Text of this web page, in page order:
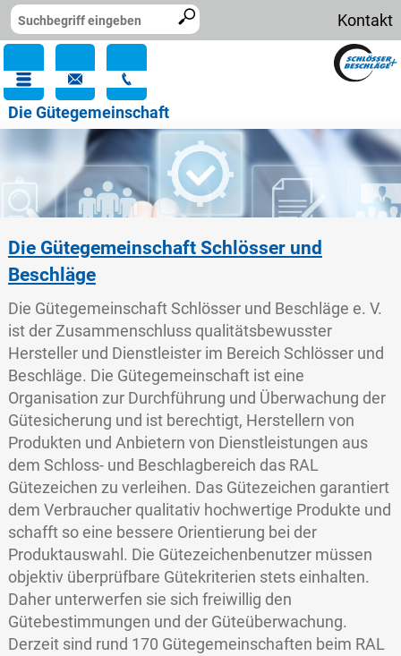
Kontakt
Die Gütegemeinschaft
Die Gütegemeinschaft Schlösser und
Beschläge
Die Gütegemeinschaft Schlösser und Beschläge e. V.
ist der Zusammenschluss qualitätsbewusster
Hersteller und Dienstleister im Bereich Schlösser und
Beschläge. Die Gütegemeinschaft ist eine
Organisation zur Durchführung und Überwachung der
Gütesicherung und ist berechtigt, Herstellern von
Produkten und Anbietern von Dienstleistungen aus
dem Schloss- und Beschlagbereich das RAL
Gütezeichen zu verleihen. Das Gütezeichen garantiert
dem Verbraucher qualitativ hochwertige Produkte und
schafft so eine bessere Orientierung bei der
Produktauswahl. Die Gütezeichenbenutzer müssen
objektiv überprüfbare Gütekriterien stets einhalten.
Daher unterwerfen sie sich freiwillig den
Gütebestimmungen und der Güteüberwachung.
Derzeit sind rund 170 Gütegemeinschaften beim RAL